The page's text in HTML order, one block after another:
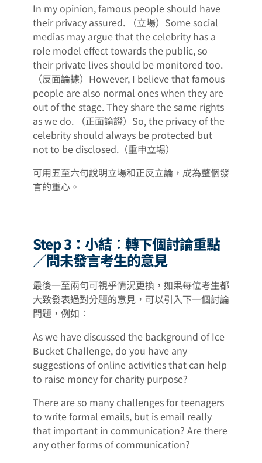
In my opinion, famous people should have
their privacy assured. （立場）Some social
medias may argue that the celebrity has a
role model effect towards the public, so
their private lives should be monitored too.
（反面論據）However, I believe that famous
people are also normal ones when they are
out of the stage. They share the same rights
as we do. （正面論證）So, the privacy of the
celebrity should always be protected but
not to be disclosed.（重申立場）
可用五至六句說明立場和正反立論，成為整個發
言的重心。
Step 3：小結︰轉下個討論重點
／問未發言考生的意見
最後一至兩句可視乎情況更換，如果每位考生都
大致發表過對分題的意見，可以引入下一個討論
問題，例如︰
As we have discussed the background of Ice
Bucket Challenge, do you have any
suggestions of online activities that can help
to raise money for charity purpose?
There are so many challenges for teenagers
to write formal emails, but is email really
that important in communication? Are there
any other forms of communication?